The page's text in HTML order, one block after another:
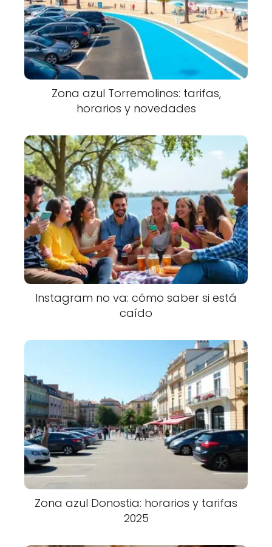
Zona azul Torremolinos: tarifas,
horarios y novedades
Instagram no va: cómo saber si está
caído
Zona azul Donostia: horarios y tarifas
2025